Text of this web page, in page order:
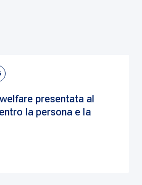
presentata al
la persona e la